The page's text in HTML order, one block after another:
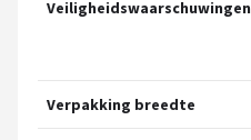
Veiligheidswaarschuwingen
Verpakking breedte